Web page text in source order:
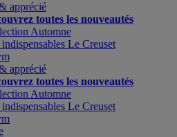
apprécié
toutes les nouveautés
Automne
Le Creuset
apprécié
toutes les nouveautés
Automne
Le Creuset